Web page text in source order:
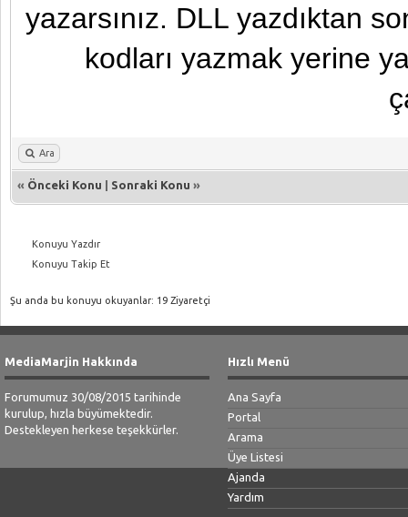
yazarsınız. DLL yazdıktan
kodları yazmak yerine
Ara
« Önceki Konu | Sonraki Konu »
Konuyu Yazdır
Konuyu Takip Et
Şu anda bu konuyu okuyanlar: 19 Ziyaretçi
MediaMarjin Hakkında
Forumumuz 30/08/2015 tarihinde
kurulup, hızla büyümektedir.
Destekleyen herkese teşekkürler.
Hızlı Menü
Ana Sayfa
Portal
Arama
Üye Listesi
Ajanda
Yardım